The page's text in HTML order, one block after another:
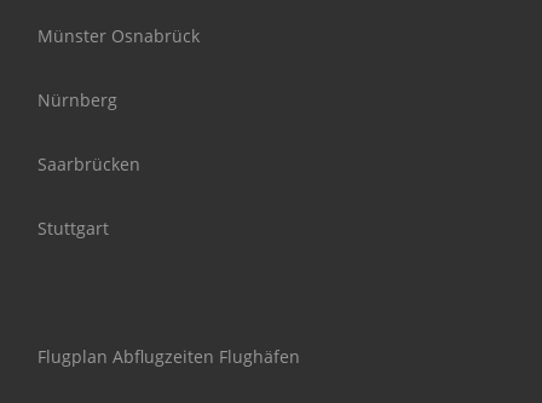
Münster Osnabrück
Nürnberg
Saarbrücken
Stuttgart
Flugplan Abflugzeiten Flughäfen